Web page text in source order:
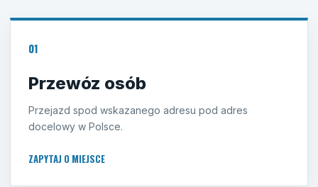
01
Przewóz osób
Przejazd spod wskazanego adresu pod adres
docelowy w Polsce.
ZAPYTAJ O MIEJSCE